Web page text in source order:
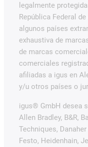
legalmente
República Federal
algunos países
exhaustiva de
de marcas
comerciales
afiliadas a igus en
y/u otros países o
igus® GmbH desea
Allen Bradley, B&R,
Techniques, Danaher
Festo, Heidenhain,